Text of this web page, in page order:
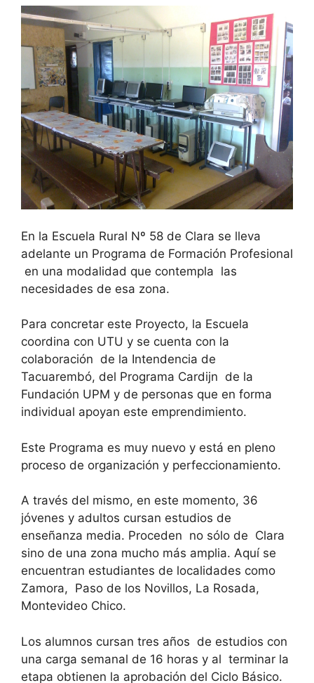
En la Escuela Rural Nº 58 de Clara se lleva
adelante un Programa de Formación Profesional
en una modalidad que contempla las
necesidades de esa zona.
Para concretar este Proyecto, la Escuela
coordina con UTU y se cuenta con la
colaboración de la Intendencia de
Tacuarembó, del Programa Cardijn de la
Fundación UPM y de personas que en forma
individual apoyan este emprendimiento.
Este Programa es muy nuevo y está en pleno
proceso de organización y perfeccionamiento.
A través del mismo, en este momento, 36
jóvenes y adultos cursan estudios de
enseñanza media. Proceden no sólo de Clara
sino de una zona mucho más amplia. Aquí se
encuentran estudiantes de localidades como
Zamora, Paso de los Novillos, La Rosada,
Montevideo Chico.
Los alumnos cursan tres años de estudios con
una carga semanal de 16 horas y al terminar la
etapa obtienen la aprobación del Ciclo Básico.